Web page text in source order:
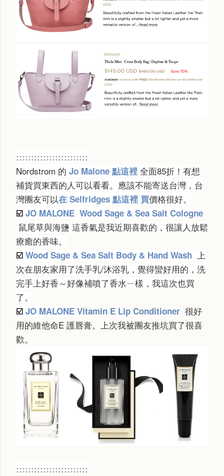
::::::::::::::::::::::::
Nordstrom 的 Jo Malone 點這裡 全面85折！有想
補貨買東西的人可以看看。應該不能寄送台灣，台
灣團友可以在 Selfridges 點這裡 買價格很好。
☑️ JO MALONE Wood Sage & Sea Salt Cologne
鼠尾草與海鹽 這香氣是我近期喜歡的，很讓人放鬆
療癒的香味。
☑️ Wood Sage & Sea Salt Body & Hand Wash 上
次在朋友家用了洗手乳/沐浴乳，覺得蠻好用的，洗
完手上好香～好像補噴了香水ㄧ樣，我這次也買
了。
☑️ JO MALONE Vitamin E Lip Conditioner 很好
用的維他命E 護唇膏。上次我被團友推坑買了很喜
歡。
::::::::::::::::::::::::